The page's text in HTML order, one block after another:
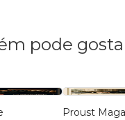
pode
Proust